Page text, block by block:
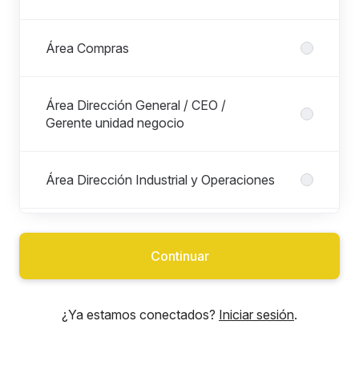
Área Compras
Área Dirección General / CEO /
Gerente unidad negocio
Área Dirección Industrial y Operaciones
Área Excelencia Operacional / Lean y
Área Finanzas
Continuar
¿Ya estamos conectados? Iniciar sesión.